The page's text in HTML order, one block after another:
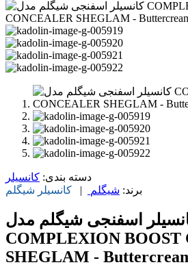
دسته بندی: کانسیلر
برند: شیگلم | کانسیلر شیگلم
اسفنجی شیگلم مدل
COMPLEXION BOOST
SHEGLAM -